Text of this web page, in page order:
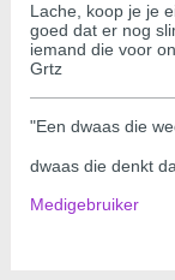
Lache, koop je je
goed dat er nog
iemand die voor
Grtz
"Een dwaas die
dwaas die denkt
Medigebruiker